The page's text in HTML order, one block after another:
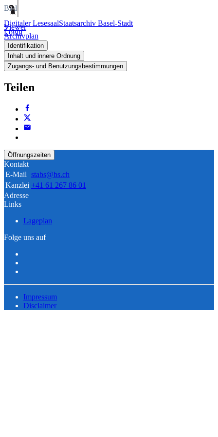
Digitaler LesesaalStaatsarchiv Basel-Stadt
Login
Bild
Viewer
Archivplan
Identifikation
Inhalt und innere Ordnung
Zugangs- und Benutzungsbestimmungen
Teilen
Öffnungszeiten
Kontakt
E-Mail stabs@bs.ch
Kanzlei +41 61 267 86 01
Adresse
Links
Lageplan
Folge uns auf
Impressum
Disclaimer